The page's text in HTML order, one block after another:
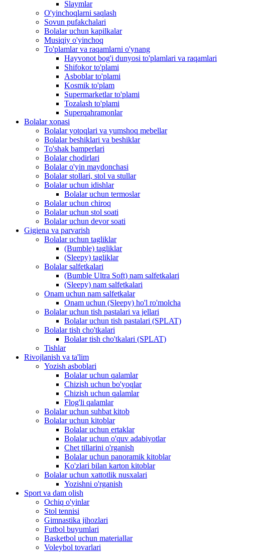
Slaymlar
O'yinchoqlarni saqlash
Sovun pufakchalari
Bolalar uchun kapilkalar
Musiqiy o'yinchoq
To'plamlar va raqamlarni o'ynang
Hayvonot bog'i dunyosi to'plamlari va raqamlari
Shifokor to'plami
Asboblar to'plami
Kosmik to'plam
Supermarketlar to'plami
Tozalash to'plami
Superqahramonlar
Bolalar xonasi
Bolalar yotoqlari va yumshoq mebellar
Bolalar beshiklari va beshiklar
To'shak bamperlari
Bolalar chodirlari
Bolalar o'yin maydonchasi
Bolalar stollari, stol va stullar
Bolalar uchun idishlar
Bolalar uchun termoslar
Bolalar uchun chiroq
Bolalar uchun stol soati
Bolalar uchun devor soati
Gigiena va parvarish
Bolalar uchun tagliklar
(Bumble) tagliklar
(Sleepy) tagliklar
Bolalar salfetkalari
(Bumble Ultra Soft) nam salfetkalari
(Sleepy) nam salfetkalari
Onam uchun nam salfetkalar
Onam uchun (Sleepy) ho'l ro'molcha
Bolalar uchun tish pastalari va jellari
Bolalar uchun tish pastalari (SPLAT)
Bolalar tish cho'tkalari
Bolalar tish cho'tkalari (SPLAT)
Tishlar
Rivojlanish va ta'lim
Yozish asboblari
Bolalar uchun qalamlar
Chizish uchun bo'yoqlar
Chizish uchun qalamlar
Flog'li qalamlar
Bolalar uchun suhbat kitob
Bolalar uchun kitoblar
Bolalar uchun ertaklar
Bolalar uchun o'quv adabiyotlar
Chet tillarini o'rganish
Bolalar uchun panoramik kitoblar
Ko'zlari bilan karton kitoblar
Bolalar uchun xattotlik nusxalari
Yozishni o'rganish
Sport va dam olish
Ochiq o'yinlar
Stol tennisi
Gimnastika jihozlari
Futbol buyumlari
Basketbol uchun materiallar
Voleybol tovarlari